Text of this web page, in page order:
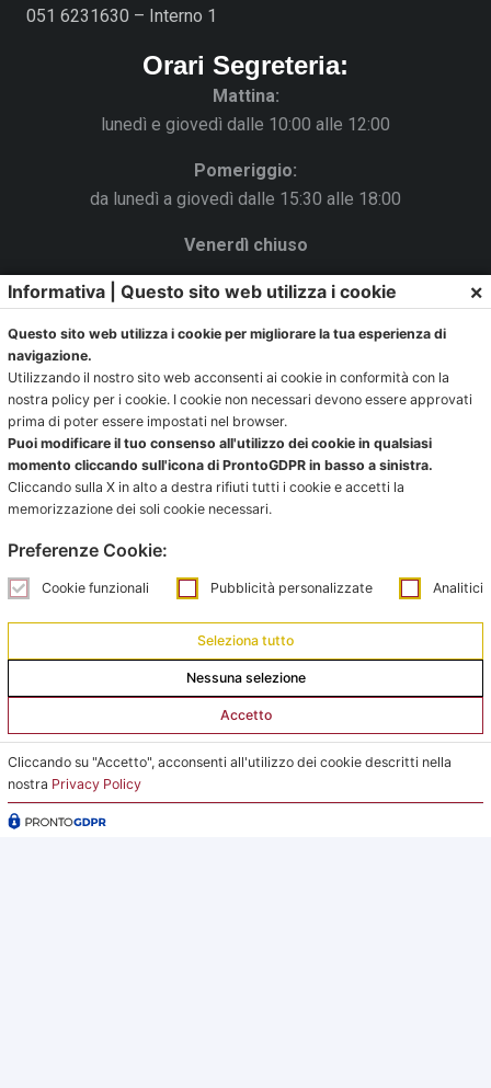
051 6231630 – Interno 1
Orari Segreteria:
Mattina:
lunedì e giovedì dalle 10:00 alle 12:00
Pomeriggio:
da lunedì a giovedì dalle 15:30 alle 18:00
Venerdì chiuso
La Segreteria si trova al C.s. Pertini con accesso da via
Ufficio impianti:
impianti@pontevecchiobologna.it
051 6231630 – Interno 2
Orari Ufficio Impianti:
lunedì e giovedì dalle 9:00 alle 12:00
Pomeriggio:
da lunedì a giovedì dalle 15:00 alle 18:00
Venerdì su appuntamento
L’Ufficio Impianti si trova al C.s. Pertini con accesso da
via Gubellini n.7 al primo piano, dopo la Segreteria.
Informativa | Questo sito web utilizza i cookie ×
Questo sito web utilizza i cookie per migliorare la tua esperienza di
navigazione.
Utilizzando il nostro sito web acconsenti ai cookie in conformità con la
nostra policy per i cookie. I cookie non necessari devono essere approvati
prima di poter essere impostati nel browser.
Puoi modificare il tuo consenso all'utilizzo dei cookie in qualsiasi
momento cliccando sull'icona di ProntoGDPR in basso a sinistra.
Cliccando sulla X in alto a destra rifiuti tutti i cookie e accetti la
memorizzazione dei soli cookie necessari.
Preferenze Cookie:
Cookie funzionali Pubblicità personalizzate Analitici
Seleziona tutto
Nessuna selezione
Accetto
Cliccando su "Accetto", acconsenti all'utilizzo dei cookie descritti nella
nostra Privacy Policy